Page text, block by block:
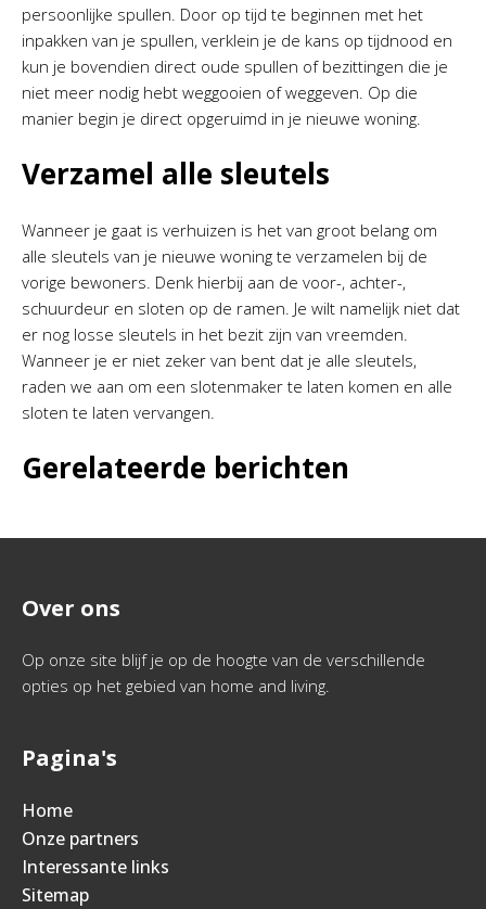
persoonlijke spullen. Door op tijd te beginnen met het
inpakken van je spullen, verklein je de kans op tijdnood en
kun je bovendien direct oude spullen of bezittingen die je
niet meer nodig hebt weggooien of weggeven. Op die
manier begin je direct opgeruimd in je nieuwe woning.
Verzamel alle sleutels
Wanneer je gaat is verhuizen is het van groot belang om
alle sleutels van je nieuwe woning te verzamelen bij de
vorige bewoners. Denk hierbij aan de voor-, achter-,
schuurdeur en sloten op de ramen. Je wilt namelijk niet dat
er nog losse sleutels in het bezit zijn van vreemden.
Wanneer je er niet zeker van bent dat je alle sleutels,
raden we aan om een slotenmaker te laten komen en alle
sloten te laten vervangen.
Gerelateerde berichten
Over ons
Op onze site blijf je op de hoogte van de verschillende
opties op het gebied van home and living.
Pagina's
Home
Onze partners
Interessante links
Sitemap